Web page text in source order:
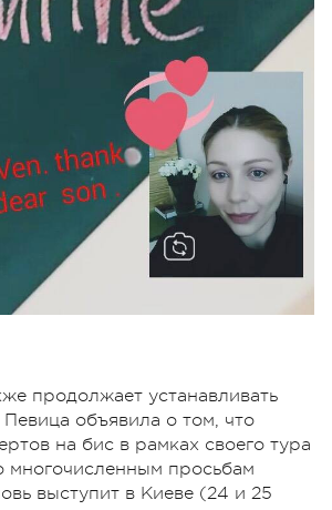
продолжает устанавливать
объявила о том, что
на бис в рамках своего тура
многочисленным просьбам
выступит в Киеве (24 и 25